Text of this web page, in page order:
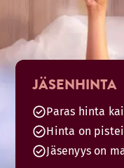
JÄSENHINTA
Paras hinta
Hinta on
Jäsenyys on